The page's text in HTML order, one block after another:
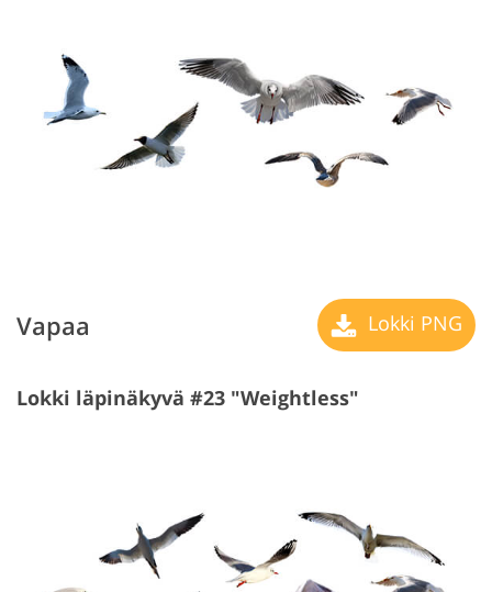
Vapaa Lokki PNG
Lokki läpinäkyvä #23 "Weightless"